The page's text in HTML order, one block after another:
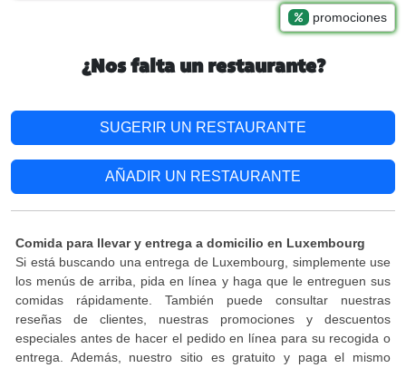
promociones
¿Nos falta un restaurante?
SUGERIR UN RESTAURANTE
AÑADIR UN RESTAURANTE
Comida para llevar y entrega a domicilio en Luxembourg
Si está buscando una entrega de Luxembourg, simplemente use
los menús de arriba, pida en línea y haga que le entreguen sus
comidas rápidamente. También puede consultar nuestras
reseñas de clientes, nuestras promociones y descuentos
especiales antes de hacer el pedido en línea para su recogida o
entrega. Además, nuestro sitio es gratuito y paga el mismo